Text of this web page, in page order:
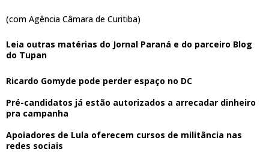
(com Agência Câmara de Curitiba)
Leia outras matérias do Jornal Paraná e do parceiro Blog
do Tupan
Ricardo Gomyde pode perder espaço no DC
Pré-candidatos já estão autorizados a arrecadar dinheiro
pra campanha
Apoiadores de Lula oferecem cursos de militância nas
redes sociais